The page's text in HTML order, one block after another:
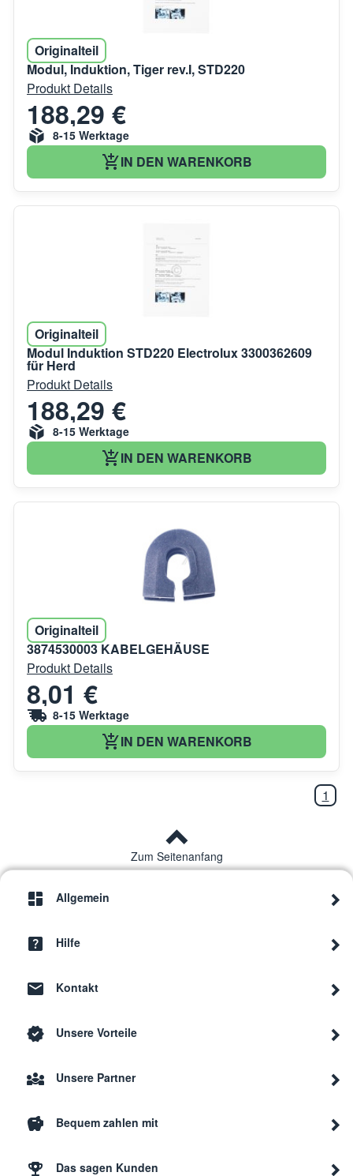
Originalteil
Modul, Induktion, Tiger rev.I, STD220
Produkt Details
188,29 €
8-15 Werktage
IN DEN WARENKORB
Originalteil
Modul Induktion STD220 Electrolux 3300362609
für Herd
Produkt Details
188,29 €
8-15 Werktage
IN DEN WARENKORB
Originalteil
3874530003 KABELGEHÄUSE
Produkt Details
8,01 €
8-15 Werktage
IN DEN WARENKORB
1
Zum Seitenanfang
Allgemein
Hilfe
Kontakt
Unsere Vorteile
Unsere Partner
Bequem zahlen mit
Das sagen Kunden